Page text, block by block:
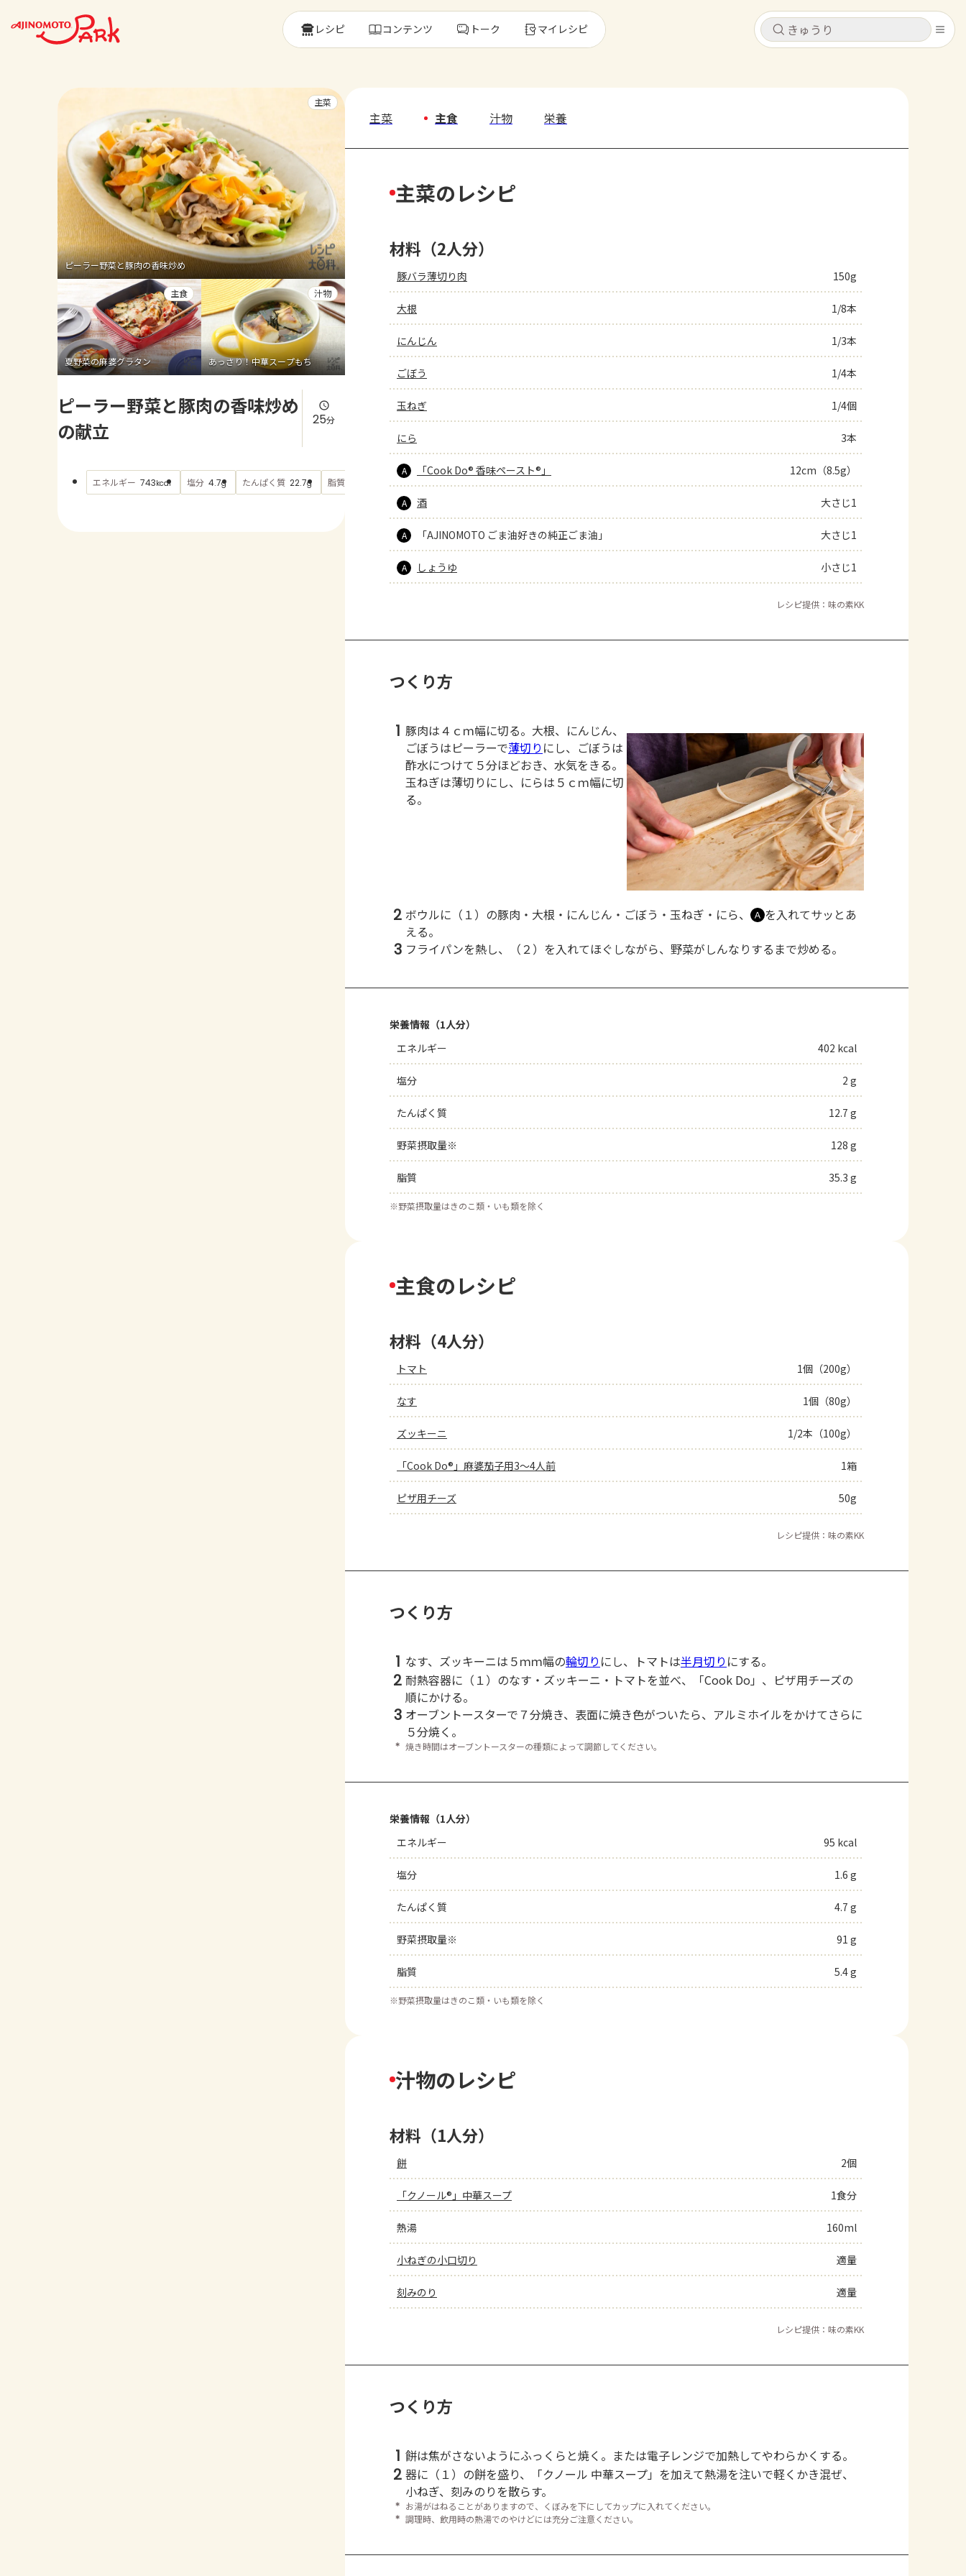
キャンセル
よくあるお問い合わせ
お買い物
キャンセル
レシピ コンテンツ トーク マイレシピ
ピーラー野菜と豚肉の香味炒め
主菜
夏野菜の麻婆グラタン
主食
あっさり！中華スープもち
汁物
ピーラー野菜と豚肉の香味炒め
の献立
25分
エネルギー 743kcal 塩分 4.7g たんぱく質 22.7g 脂質 もっと見る
主菜 主食 汁物 栄養
主菜のレシピ
材料（2人分）
豚バラ薄切り肉 150g
大根 1/8本
にんじん 1/3本
ごぼう 1/4本
玉ねぎ 1/4個
にら 3本
A 「Cook Do® 香味ペースト®」 12cm（8.5g）
A 酒 大さじ1
A 「AJINOMOTO ごま油好きの純正ごま油」 大さじ1
A しょうゆ 小さじ1
レシピ提供：味の素KK
つくり方
1 豚肉は４ｃｍ幅に切る。大根、にんじん、
ごぼうはピーラーで薄切り にし、ごぼうは
酢水につけて５分ほどおき、水気をきる。
玉ねぎは薄切りにし、にらは５ｃｍ幅に切
る。
2 ボウルに（１）の豚肉・大根・にんじん・ごぼう・玉ねぎ・にら、 Ａ を入れてサッとあ
える。
3 フライパンを熱し、（２）を入れてほぐしながら、野菜がしんなりするまで炒める。
栄養情報（1人分）
エネルギー
402 kcal
塩分 2 g
たんぱく質 12.7 g
野菜摂取量※ 128 g
脂質 35.3 g
※野菜摂取量はきのこ類・いも類を除く
主食のレシピ
材料（4人分）
トマト 1個（200g）
なす 1個（80g）
ズッキーニ 1/2本（100g）
「Cook Do®」麻婆茄子用3～4人前 1箱
ピザ用チーズ 50g
レシピ提供：味の素KK
つくり方
1 なす、ズッキーニは５ｍｍ幅の輪切り にし、トマトは半月切り にする。
2 耐熱容器に（１）のなす・ズッキーニ・トマトを並べ、「Cook Do」、ピザ用チーズの
順にかける。
3 オーブントースターで７分焼き、表面に焼き色がついたら、アルミホイルをかけてさらに
５分焼く。
＊ 焼き時間はオーブントースターの種類によって調節してください。
栄養情報（1人分）
エネルギー
95 kcal
塩分 1.6 g
たんぱく質 4.7 g
野菜摂取量※ 91 g
脂質 5.4 g
※野菜摂取量はきのこ類・いも類を除く
汁物のレシピ
材料（1人分）
餅 2個
「クノール®」中華スープ 1食分
熱湯 160ml
小ねぎの小口切り 適量
刻みのり 適量
レシピ提供：味の素KK
つくり方
1 餅は焦がさないようにふっくらと焼く。または電子レンジで加熱してやわらかくする。
2 器に（１）の餅を盛り、「クノール 中華スープ」を加えて熱湯を注いで軽くかき混ぜ、
小ねぎ、刻みのりを散らす。
＊ お湯がはねることがありますので、くぼみを下にしてカップに入れてください。
＊ 調理時、飲用時の熱湯でのやけどには充分ご注意ください。